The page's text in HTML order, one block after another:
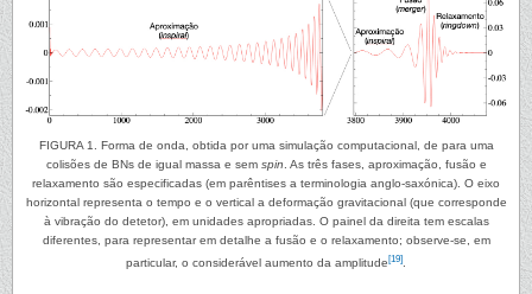
FIGURA 1. Forma de onda, obtida por uma simulação computacional, de para uma
colisões de BNs de igual massa e sem spin . As três fases, aproximação, fusão e
relaxamento são especificadas (em parêntises a terminologia anglo-saxónica). O eixo
horizontal representa o tempo e o vertical a deformação gravitacional (que corresponde
à vibração do detetor), em unidades apropriadas. O painel da direita tem escalas
diferentes, para representar em detalhe a fusão e o relaxamento; observe-se, em
particular, o considerável aumento da amplitude[19]